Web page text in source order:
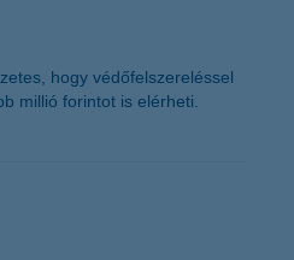
hogy védőfelszereléssel
millió forintot is elérheti.